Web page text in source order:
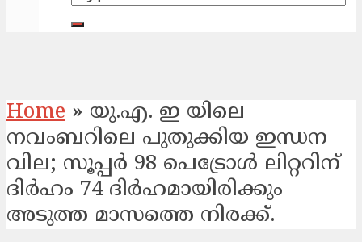
Home » യു.എ. ഇ യിലെ
നവംബറിലെ പുതുക്കിയ ഇന്ധന
വില; സൂപ്പർ 98 പെട്രോൾ ലിറ്ററിന്
ദിർഹം 74 ദിർഹമായിരിക്കും
അടുത്ത മാസത്തെ നിരക്ക്.